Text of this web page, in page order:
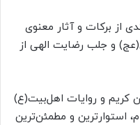
از برکات و آثار معنوی
و جلب رضایت الهی از
کریم و روایات اهل‌بیت(ع)
استوارترین و مطمئن‌ترین